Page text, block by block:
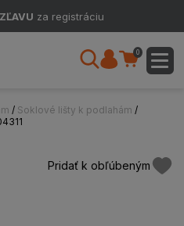
za registráciu
0
/ Soklové lišty k podlahám /
Pridať k obľúbeným